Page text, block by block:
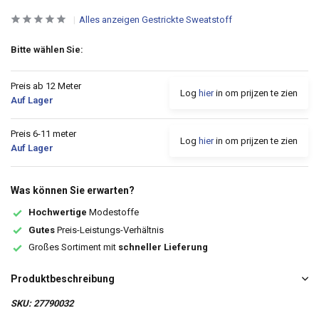
Alles anzeigen Gestrickte Sweatstoff
Bitte wählen Sie:
Preis ab 12 Meter
Auf Lager
Log hierin om prijzen te zien
Preis 6-11 meter
Auf Lager
Log hierin om prijzen te zien
Was können Sie erwarten?
Hochwertige Modestoffe
Gutes Preis-Leistungs-Verhältnis
Großes Sortiment mit schneller Lieferung
Produktbeschreibung
SKU: 27790032